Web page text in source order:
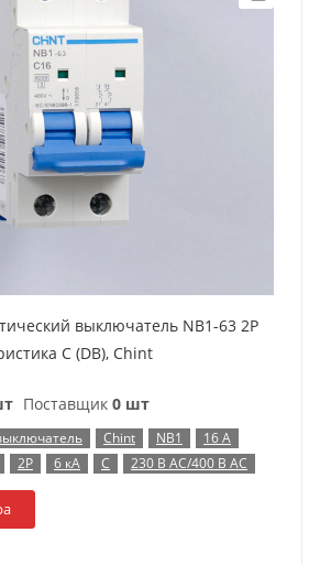
выключатель NB1-63 2P
C (DB), Chint
Поставщик 0 шт
Chint NB1
16 А
2P 6 кА C 230 В AC/400 В AC